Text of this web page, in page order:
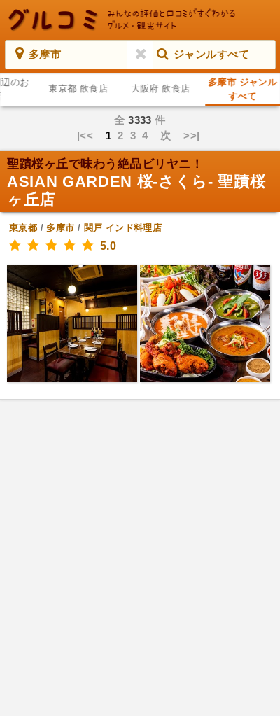
多摩市 ジャンルすべて
のお
東京都 飲食店 大阪府 飲食店
多摩市 ジャンル
すべて
全3333 件
|<< 12 3 4 次 >>|
聖蹟桜ヶ丘で味わう絶品ビリヤニ！
ASIAN GARDEN 桜-さくら- 聖蹟桜
ヶ丘店
東京都 / 多摩市 / 関戸 インド料理店
5.0